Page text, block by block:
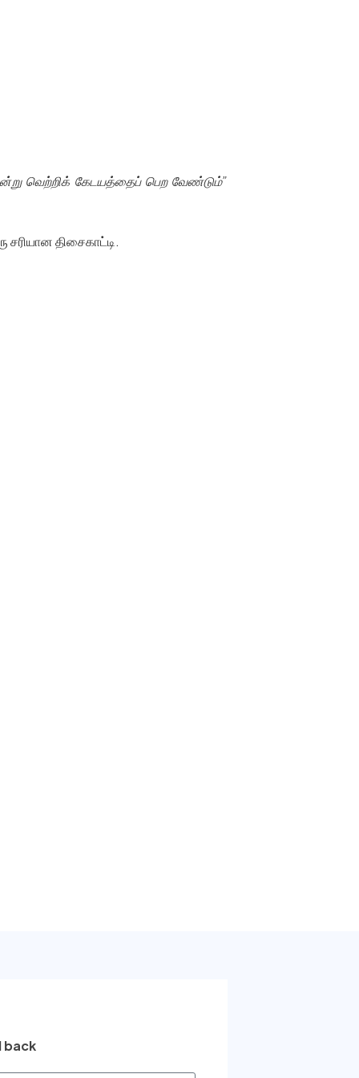
வெற்றிக் கேடயத்தைப் பெற வேண்டும்”
திசைகாட்டி.
back